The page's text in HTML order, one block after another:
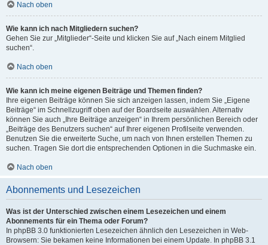
Nach oben
Wie kann ich nach Mitgliedern suchen?
Gehen Sie zur „Mitglieder“-Seite und klicken Sie auf „Nach einem Mitglied
suchen“.
Nach oben
Wie kann ich meine eigenen Beiträge und Themen finden?
Ihre eigenen Beiträge können Sie sich anzeigen lassen, indem Sie „Eigene
Beiträge“ im Schnellzugriff oben auf der Boardseite auswählen. Alternativ
können Sie auch „Ihre Beiträge anzeigen“ in Ihrem persönlichen Bereich oder
„Beiträge des Benutzers suchen“ auf Ihrer eigenen Profilseite verwenden.
Benutzen Sie die erweiterte Suche, um nach von Ihnen erstellen Themen zu
suchen. Tragen Sie dort die entsprechenden Optionen in die Suchmaske ein.
Nach oben
Abonnements und Lesezeichen
Was ist der Unterschied zwischen einem Lesezeichen und einem
Abonnements für ein Thema oder Forum?
In phpBB 3.0 funktionierten Lesezeichen ähnlich den Lesezeichen in Web-
Browsern: Sie bekamen keine Informationen bei einem Update. In phpBB 3.1